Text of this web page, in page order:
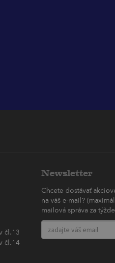
čl.13
čl.14
Newsletter
Chcete dostávať
na váš e-mail?
mailová správa za